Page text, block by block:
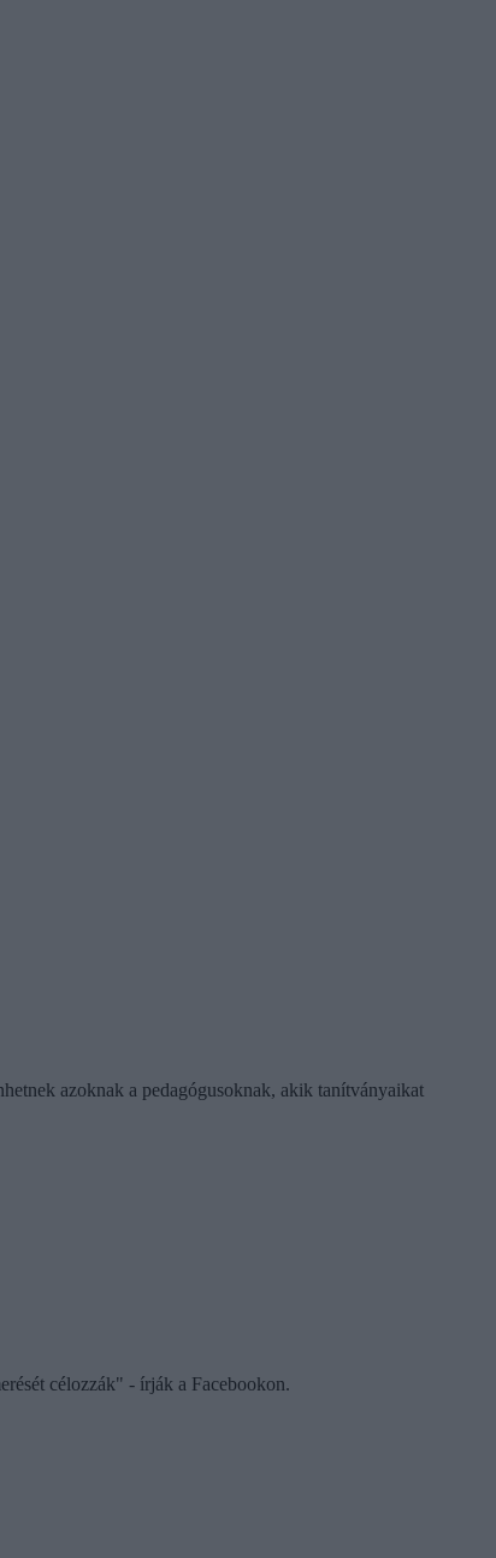
azoknak a pedagógusoknak, akik tanítványaikat
célozzák" - írják a Facebookon.